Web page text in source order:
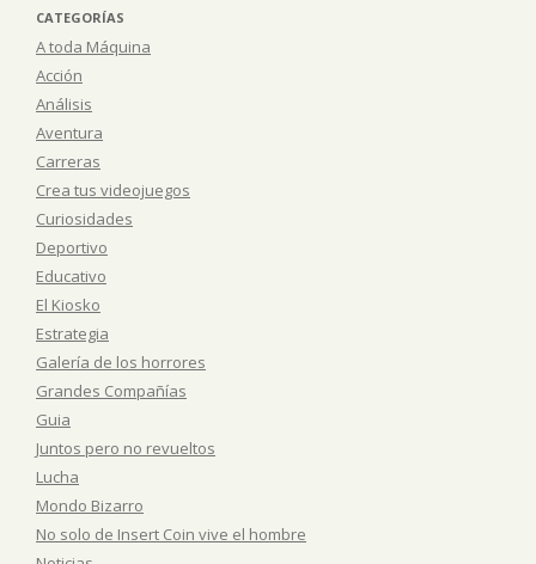
CATEGORÍAS
A toda Máquina
Acción
Análisis
Aventura
Carreras
Crea tus videojuegos
Curiosidades
Deportivo
Educativo
El Kiosko
Estrategia
Galería de los horrores
Grandes Compañías
Guia
Juntos pero no revueltos
Lucha
Mondo Bizarro
No solo de Insert Coin vive el hombre